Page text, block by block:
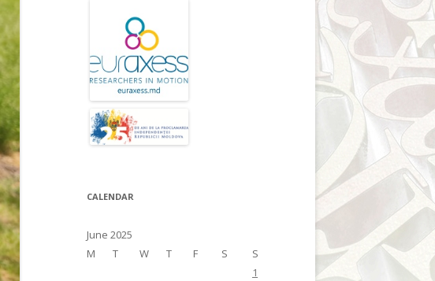
CALENDAR
June 2025
M
T W T F S S
1